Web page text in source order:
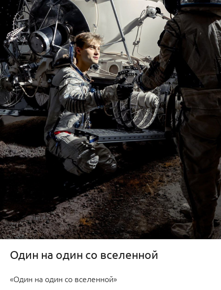
Один на один со вселенной
«Один на один со вселенной»